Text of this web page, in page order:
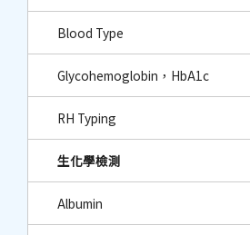
Blood Type
Glycohemoglobin，HbA1c
RH Typing
生化學檢測
Albumin